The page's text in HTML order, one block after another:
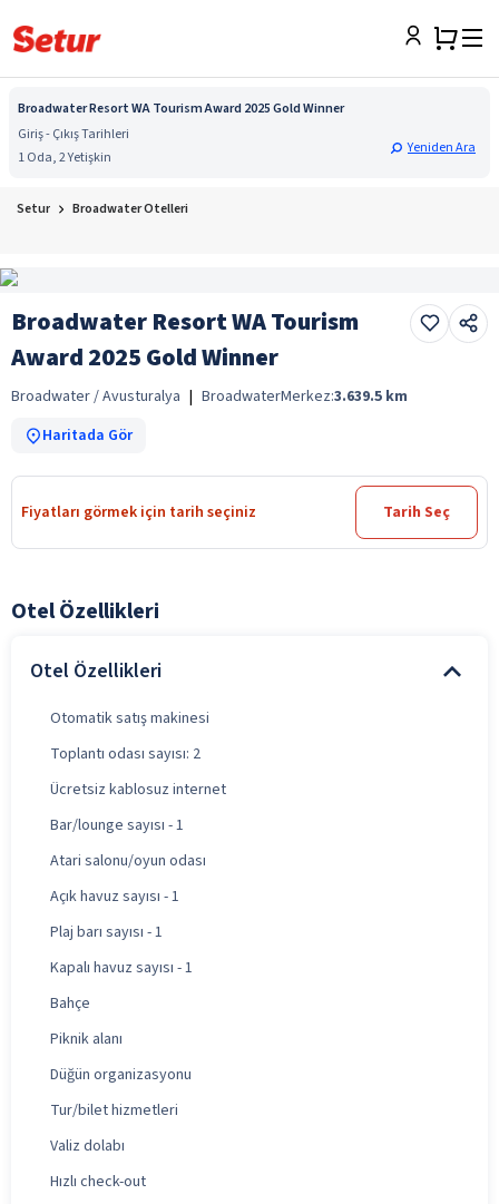
Broadwater Resort WA Tourism Award 2025 Gold Winner
Giriş - Çıkış Tarihleri
1 Oda, 2 Yetişkin
Yeniden Ara
Setur Broadwater Otelleri
Broadwater Resort WA Tourism
Award 2025 Gold Winner
Broadwater / Avusturalya | BroadwaterMerkez:3.639.5 km
Haritada Gör
Fiyatları görmek için tarih seçiniz Tarih Seç
Otel Özellikleri
Otel Özellikleri
Otomatik satış makinesi
Toplantı odası sayısı: 2
Ücretsiz kablosuz internet
Bar/lounge sayısı - 1
Atari salonu/oyun odası
Açık havuz sayısı - 1
Plaj barı sayısı - 1
Kapalı havuz sayısı - 1
Bahçe
Piknik alanı
Düğün organizasyonu
Tur/bilet hizmetleri
Valiz dolabı
Hızlı check-out